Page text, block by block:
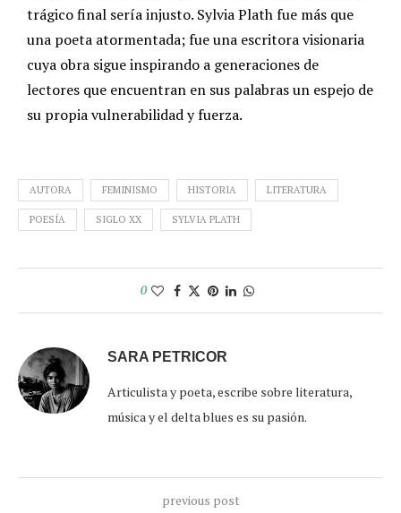
trágico final sería injusto. Sylvia Plath fue más que
una poeta atormentada; fue una escritora visionaria
cuya obra sigue inspirando a generaciones de
lectores que encuentran en sus palabras un espejo de
su propia vulnerabilidad y fuerza.
AUTORA FEMINISMO HISTORIA LITERATURA
POESÍA SIGLO XX SYLVIA PLATH
0
SARA PETRICOR
Articulista y poeta, escribe sobre literatura,
música y el delta blues es su pasión.
previous post